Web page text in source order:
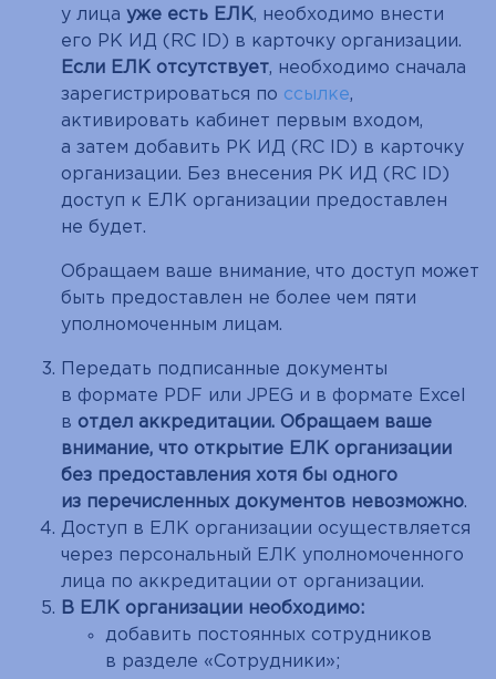
у лица уже есть ЕЛК, необходимо внести
его РК ИД (RC ID) в карточку организации.
Если ЕЛК отсутствует, необходимо сначала
зарегистрироваться по ссылке,
активировать кабинет первым входом,
а затем добавить РК ИД (RC ID) в карточку
организации. Без внесения РК ИД (RC ID)
доступ к ЕЛК организации предоставлен
не будет.
Обращаем ваше внимание, что доступ может
быть предоставлен не более чем пяти
уполномоченным лицам.
Передать подписанные документы
в формате PDF или JPEG и в формате Excel
в отдел аккредитации. Обращаем ваше
внимание, что открытие ЕЛК организации
без предоставления хотя бы одного
из перечисленных документов невозможно.
Доступ в ЕЛК организации осуществляется
через персональный ЕЛК уполномоченного
лица по аккредитации от организации.
В ЕЛК организации необходимо:
добавить постоянных сотрудников
в разделе «Сотрудники»;